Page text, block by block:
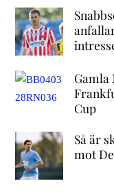
Gamla
Cup
Så är
mot